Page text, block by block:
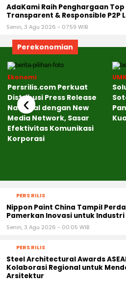
AdaKami Raih Penghargaan
Transparent & Responsible P2P
Senin, 3 Agu 2026 - 07:59 WIB
Perekonomian
Ekonomi
Persrilis.com Perkuat
Distribusi Press Release
Nasional dengan New
Media Network, Sasar
Efektivitas Komunikasi
Korporasi
‹
PERS RILIS
Nippon Paint China Tampil
Pamerkan Inovasi untuk
Senin, 3 Agu 2026 - 00:05 WIB
PERS RILIS
Steel Architectural Awards
Kolaborasi Regional untuk
Arsitektur